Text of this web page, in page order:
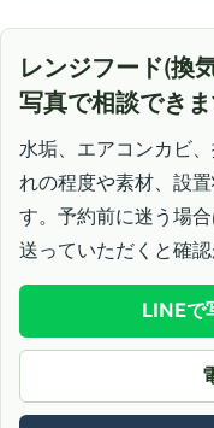
レンジフード(換
写真で相談でき
水垢、エアコンカビ
れの程度や素材、設
す。予約前に迷う場
送っていただくと確認
LINEで